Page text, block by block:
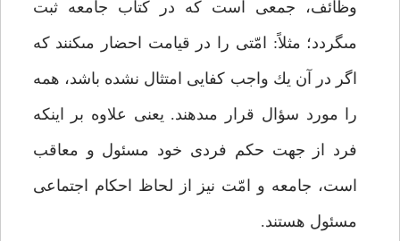
وظائف، جمعى است كه در كتاب جامعه ثبت
مى‏گردد؛ مثلاً: امّتى را در قيامت احضار مى‏كنند كه
اگر در آن يك واجب كفايى امتثال نشده باشد، همه
را مورد سؤال قرار مى‏دهند. يعنى علاوه بر اينكه
فرد از جهت حكم فردى خود مسئول و معاقب
است، جامعه و امّت نيز از لحاظ احكام اجتماعى
مسئول هستند.